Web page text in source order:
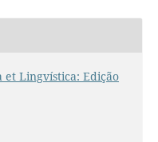
et Lingvística: Edição